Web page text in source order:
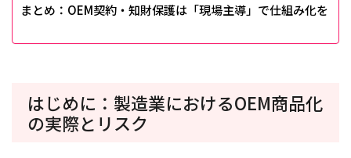
まとめ：OEM契約・知財保護は「現場主導」で仕組み化を
はじめに：製造業におけるOEM商品化
の実際とリスク